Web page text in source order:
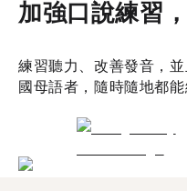
加強口說練習
練習聽力、改善發音，
國母語者，隨時隨地都